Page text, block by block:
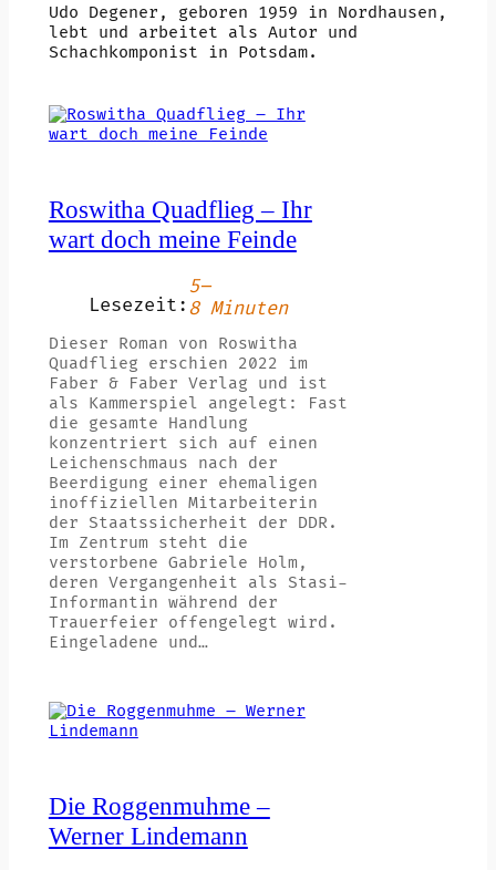
Udo Degener, geboren 1959 in Nordhausen,
lebt und arbeitet als Autor und
Schachkomponist in Potsdam.
Roswitha Quadflieg – Ihr
wart doch meine Feinde
Lesezeit:
5–
8 Minuten
Dieser Roman von Roswitha
Quadflieg erschien 2022 im
Faber & Faber Verlag und ist
als Kammerspiel angelegt: Fast
die gesamte Handlung
konzentriert sich auf einen
Leichenschmaus nach der
Beerdigung einer ehemaligen
inoffiziellen Mitarbeiterin
der Staatssicherheit der DDR.
Im Zentrum steht die
verstorbene Gabriele Holm,
deren Vergangenheit als Stasi-
Informantin während der
Trauerfeier offengelegt wird.
Eingeladene und…
Die Roggenmuhme –
Werner Lindemann